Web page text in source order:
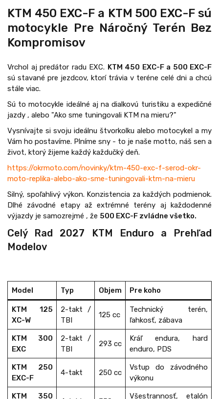
KTM 450 EXC-F a KTM 500 EXC-F sú
motocykle Pre Náročný Terén Bez
Kompromisov
Vrchol aj predátor radu EXC. KTM 450 EXC-F a 500 EXC-F
sú stavané pre jezdcov, ktorí trávia v teréne celé dni a chcú
stále viac.
Sú to motocykle ideálné aj na dialkovú turistiku a expedičné
jazdy , alebo "Ako sme tuningovali KTM na mieru?"
Vysnívajte si svoju ideálnu štvorkolku alebo motocykel a my
Vám ho postavíme. Plníme sny - to je naše motto, náš sen a
život, ktorý žijeme každý každučký deň.
https://okrmoto.com/novinky/ktm-450-exc-f-serod-okr-
moto-replika-alebo-ako-sme-tuningovali-ktm-na-mieru
Silný, spoľahlivý výkon. Konzistencia za každých podmienok.
Dlhé závodné etapy až extrémné terény aj každodenné
výjazdy je samozrejmé , že 500 EXC-F zvládne všetko.
Celý Rad 2027 KTM Enduro a Prehľad
Modelov
Model Typ Objem Pre koho
KTM 125
XC-W
2-takt /
TBI
125 cc
Technický terén,
ľahkosť, zábava
KTM 300
EXC
2-takt /
TBI
293 cc
Kráľ endura, hard
enduro, PDS
KTM 250
EXC-F
4-takt 250 cc
Vstup do závodného
výkonu
KTM 350
Všestrannosť, etalón